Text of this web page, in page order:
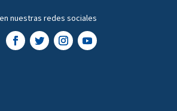
nuestras redes sociales